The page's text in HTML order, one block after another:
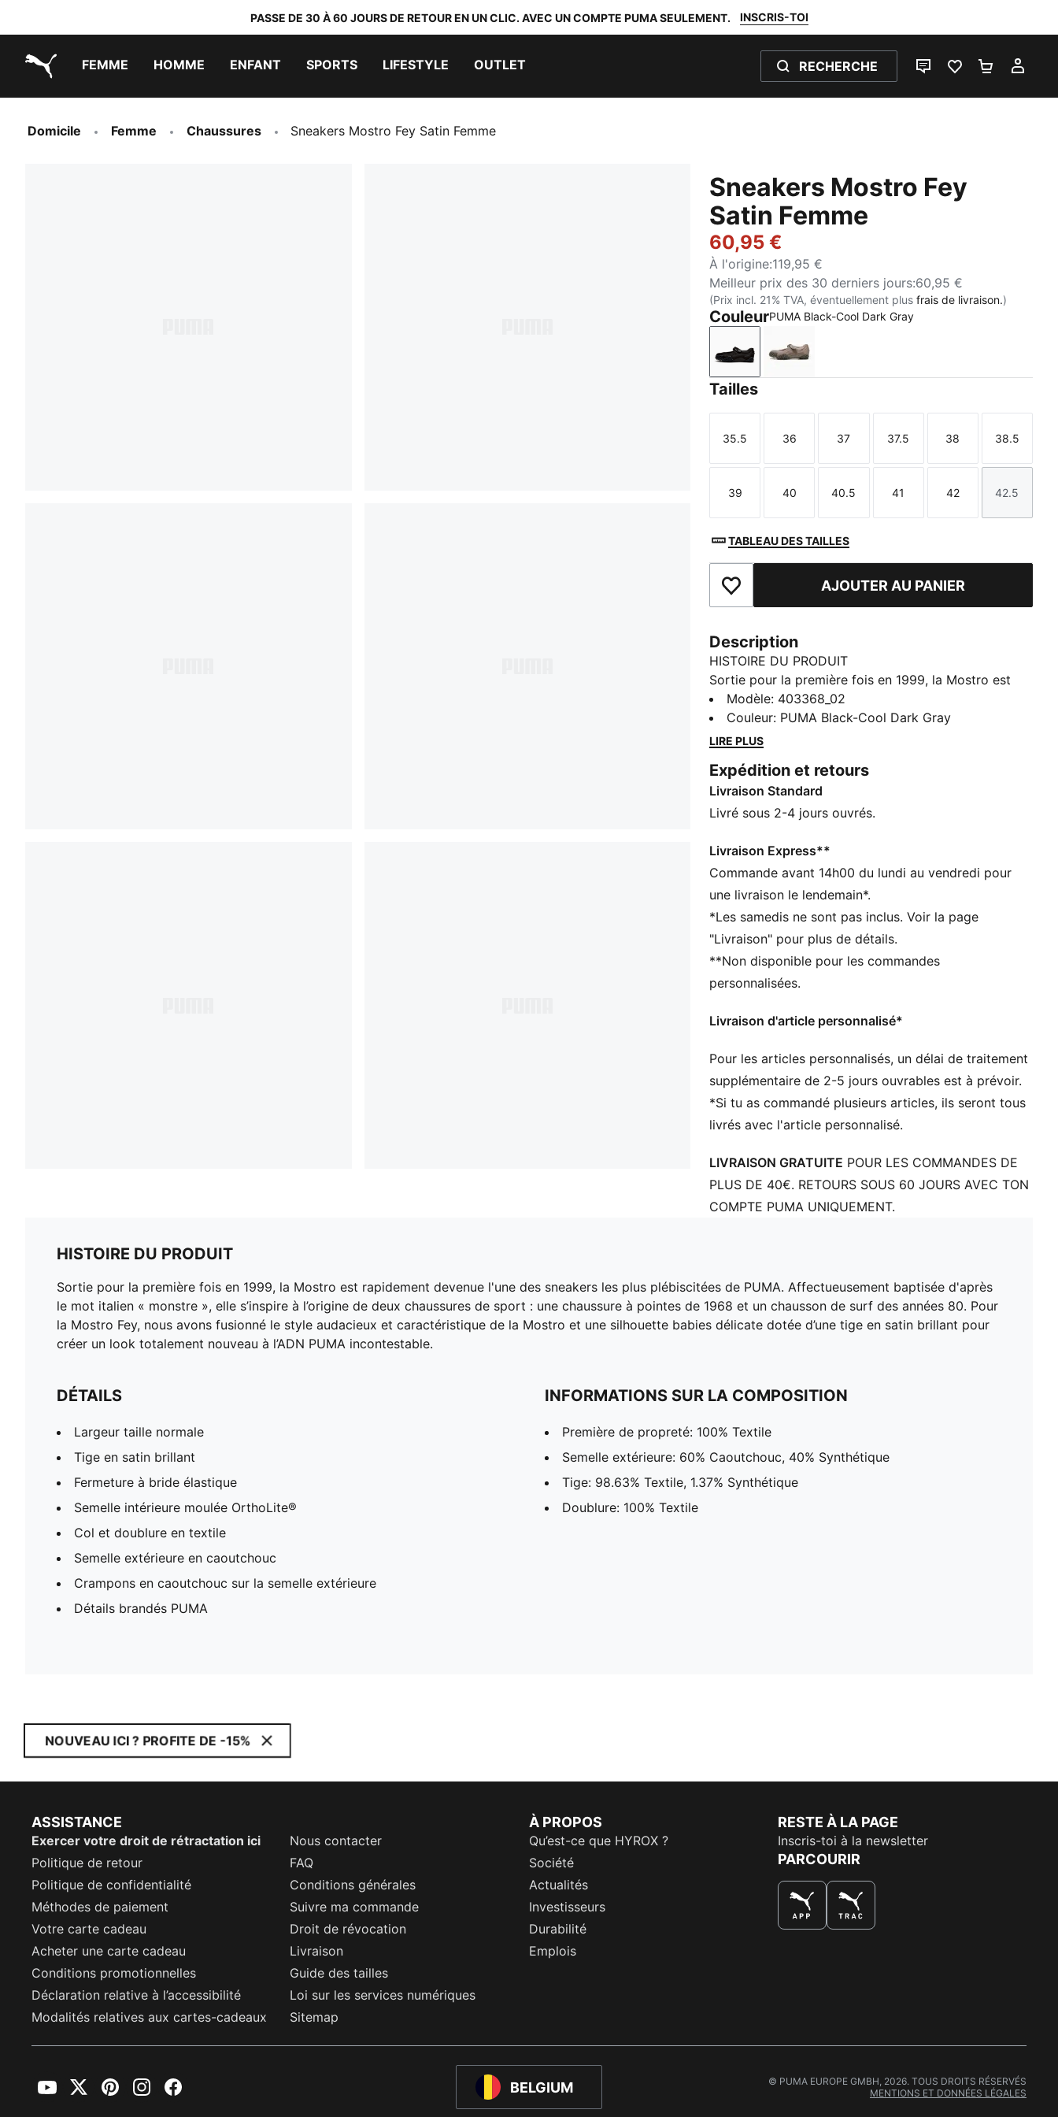
PASSE DE 30 À 60 JOURS DE RETOUR EN UN CLIC. AVEC UN COMPTE PUMA SEULEMENT. INSCRIS-TOI
FEMME HOMME ENFANT SPORTS LIFESTYLE OUTLET RECHERCHE
LIVE CHATFAVORIS 0PANIER 0
Domicile Femme Chaussures Sneakers Mostro Fey Satin Femme
Sneakers Mostro Fey
Satin Femme
60,95 €
À l'origine:119,95 €
Meilleur prix des 30 derniers jours:60,95 €
(Prix incl. 21% TVA, éventuellement plusfrais de livraison.)
CouleurPUMA Black-Cool Dark Gray
PUMA Black-Cool Dark Gray
Mouse Gray
Tailles
Taille
35.5
Taille
36
Taille
37
Taille
37.5
Taille
38
Taille
38.5
Taille
39
Taille
40
Taille
40.5
Taille
41
Taille
42
Taille
42.5
TABLEAU DES TAILLES
Ajouter aux favorisAJOUTER AU PANIER
Description
HISTOIRE DU PRODUIT
Sortie pour la première fois en 1999, la Mostro est
rapidement devenue l'une des sneakers les plus
plébiscitées de PUMA. Affectueusement baptisée
d'après le mot italien « monstre », elle s’inspire à
à pointes de 1968 et un chausson de surf des
années 80. Pour la Mostro Fey, nous avons fusionné
le style audacieux et caractéristique de la Mostro et
satin brillant pour créer un look totalement nouveau à
l’ADN PUMA incontestable.
DÉTAILS
Tige en satin brillant
Fermeture à bride élastique
Semelle intérieure moulée OrthoLite®
Col et doublure en textile
Crampons en caoutchouc sur la semelle extérieure
Modèle: 403368_02
Couleur: PUMA Black-Cool Dark Gray
LIRE PLUS
Expédition et retours
Livraison Standard
Livré sous 2-4 jours ouvrés.
Livraison Express**
Commande avant 14h00 du lundi au vendredi pour
une livraison le lendemain*.
*Les samedis ne sont pas inclus. Voir la page
"Livraison" pour plus de détails.
**Non disponible pour les commandes
personnalisées.
Livraison d'article personnalisé*
Pour les articles personnalisés, un délai de traitement
supplémentaire de 2-5 jours ouvrables est à prévoir.
*Si tu as commandé plusieurs articles, ils seront tous
livrés avec l'article personnalisé.
LIVRAISON GRATUITE POUR LES COMMANDES DE
PLUS DE 40€. RETOURS SOUS 60 JOURS AVEC TON
COMPTE PUMA UNIQUEMENT.
HISTOIRE DU PRODUIT
Sortie pour la première fois en 1999, la Mostro est rapidement devenue l'une des sneakers les plus plébiscitées de PUMA. Affectueusement baptisée d'après
le mot italien « monstre », elle s’inspire à l’origine de deux chaussures de sport : une chaussure à pointes de 1968 et un chausson de surf des années 80. Pour
la Mostro Fey, nous avons fusionné le style audacieux et caractéristique de la Mostro et une silhouette babies délicate dotée d’une tige en satin brillant pour
créer un look totalement nouveau à l’ADN PUMA incontestable.
DÉTAILS
Largeur taille normale
Tige en satin brillant
Fermeture à bride élastique
Semelle intérieure moulée OrthoLite®
Col et doublure en textile
Semelle extérieure en caoutchouc
Crampons en caoutchouc sur la semelle extérieure
Détails brandés PUMA
INFORMATIONS SUR LA COMPOSITION
Première de propreté: 100% Textile
Semelle extérieure: 60% Caoutchouc, 40% Synthétique
Tige: 98.63% Textile, 1.37% Synthétique
Doublure: 100% Textile
NOUVEAU ICI ? PROFITE DE -15%
ASSISTANCE
Exercer votre droit de rétractation ici
Nous contacter
Politique de retour
FAQ
Politique de confidentialité
Conditions générales
Méthodes de paiement
Suivre ma commande
Votre carte cadeau
Droit de révocation
Acheter une carte cadeau
Livraison
Conditions promotionnelles
Guide des tailles
Déclaration relative à l’accessibilité
Loi sur les services numériques
Modalités relatives aux cartes-cadeaux
Sitemap
À PROPOS
Qu’est-ce que HYROX ?
Société
Actualités
Investisseurs
Durabilité
Emplois
RESTE À LA PAGE
Inscris-toi à la newsletter
PARCOURIR
BELGIUM
YouTubeTwitterPinterestInstagramFacebook
© PUMA EUROPE GMBH, 2026. TOUS DROITS RÉSERVÉS
MENTIONS ET DONNÉES LÉGALES